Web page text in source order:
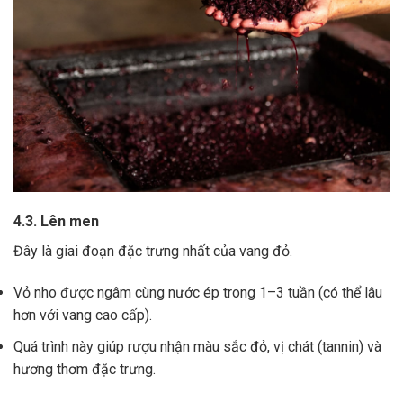
4.3. Lên men
Đây là giai đoạn đặc trưng nhất của vang đỏ.
Vỏ nho được ngâm cùng nước ép trong 1–3 tuần (có thể lâu
hơn với vang cao cấp).
Quá trình này giúp rượu nhận màu sắc đỏ, vị chát (tannin) và
hương thơm đặc trưng.